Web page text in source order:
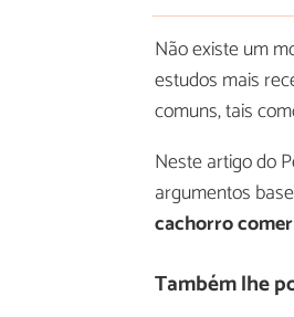
Não existe um
estudos mais
comuns, tais
Neste artigo do
argumentos
cachorro
Também lhe